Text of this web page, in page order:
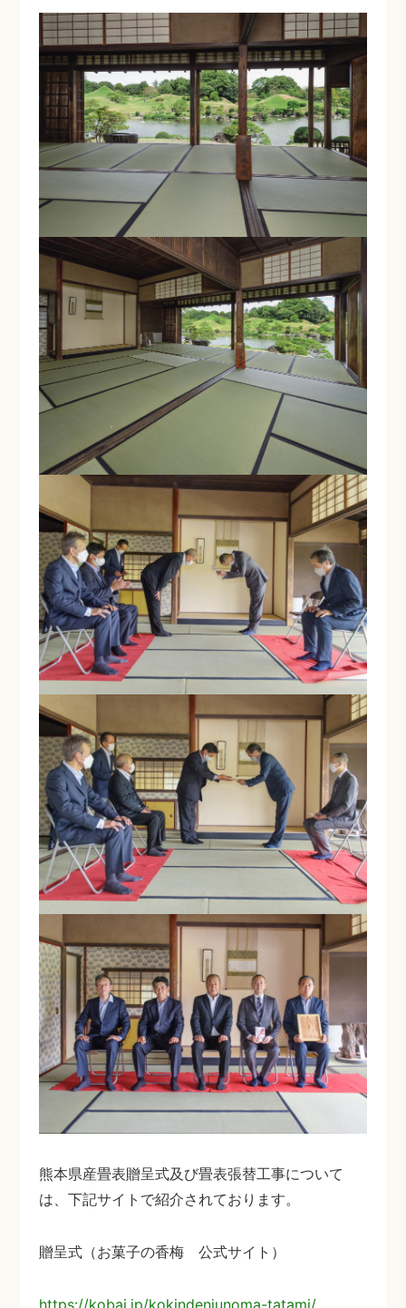
熊本県産畳表贈呈式及び畳表張替工事について
は、下記サイトで紹介されております。
贈呈式（お菓子の香梅 公式サイト）